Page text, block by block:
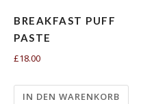
BREAKFAST PUFF
PASTE
£18.00
IN DEN WARENKORB